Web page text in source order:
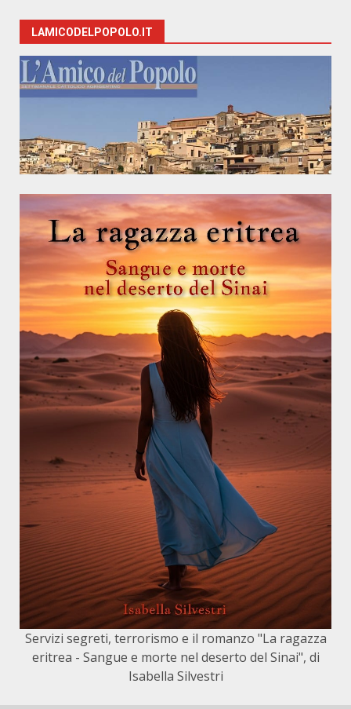
LAMICODELPOPOLO.IT
Servizi segreti, terrorismo e il romanzo "La ragazza
eritrea - Sangue e morte nel deserto del Sinai", di
Isabella Silvestri